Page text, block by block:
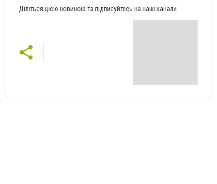
Діліться цією новиною та підписуйтесь на наші канали